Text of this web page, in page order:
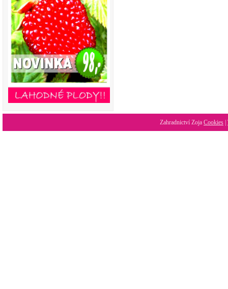
Zahradnictví Zoja Cookies